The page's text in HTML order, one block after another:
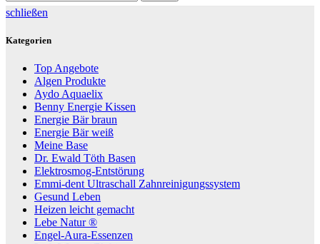
schließen
Kategorien
Top Angebote
Algen Produkte
Aydo Aquaelix
Benny Energie Kissen
Energie Bär braun
Energie Bär weiß
Meine Base
Dr. Ewald Töth Basen
Elektrosmog-Entstörung
Emmi-dent Ultraschall Zahnreinigungssystem
Gesund Leben
Heizen leicht gemacht
Lebe Natur ®
Engel-Aura-Essenzen